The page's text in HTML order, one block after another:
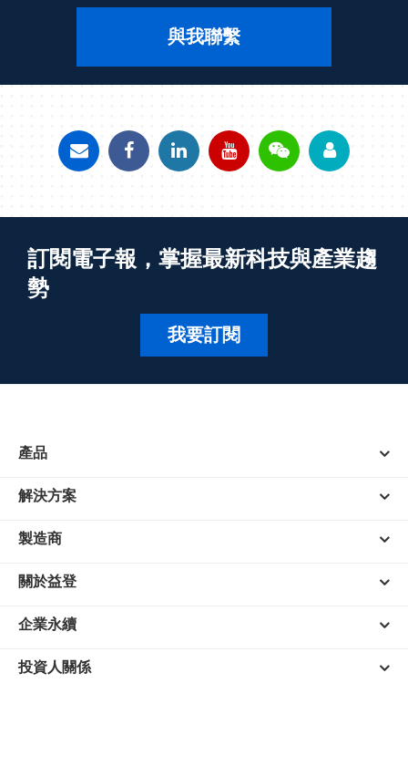
與我聯繫
訂閱電子報，掌握最新科技與產業趨
勢
我要訂閱
產品
解決方案
製造商
關於益登
企業永續
投資人關係